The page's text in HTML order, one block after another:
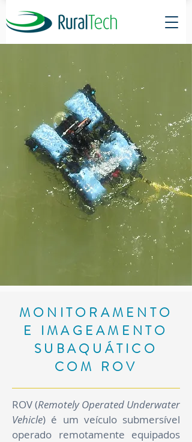
MONITORAMENTO
E IMAGEAMENTO
SUBAQUÁTICO
COM ROV
ROV (Remotely Operated Underwater
Vehicle) é um veículo submersível
operado remotamente equipados